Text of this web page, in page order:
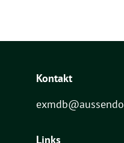
Kontakt
Links